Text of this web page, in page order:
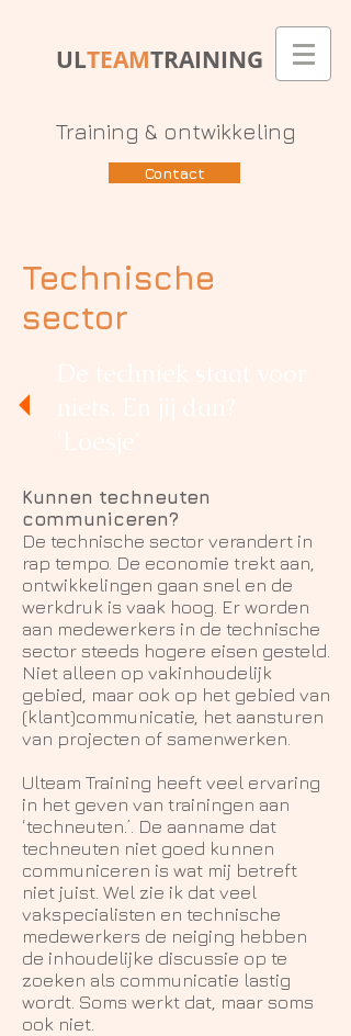
ULTEAMTRAINING
Training & ontwikkeling
Contact
Technische
sector
Kunnen techneuten
communiceren?
De technische sector verandert in
rap tempo. De economie trekt aan,
ontwikkelingen gaan snel en de
werkdruk is vaak hoog. Er worden
aan medewerkers in de technische
sector steeds hogere eisen gesteld.
Niet alleen op vakinhoudelijk
gebied, maar ook op het gebied van
(klant)communicatie, het aansturen
van projecten of samenwerken.
Ulteam Training heeft veel ervaring
in het geven van trainingen aan
‘techneuten.’. De aanname dat
techneuten niet goed kunnen
communiceren is wat mij betreft
niet juist. Wel zie ik dat veel
vakspecialisten en technische
medewerkers de neiging hebben
de inhoudelijke discussie op te
zoeken als communicatie lastig
wordt. Soms werkt dat, maar soms
ook niet.